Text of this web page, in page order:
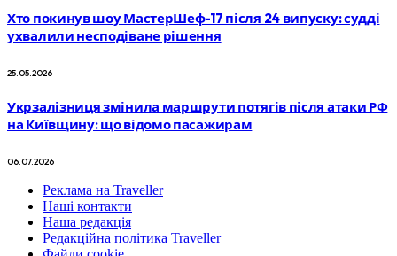
Хто покинув шоу МастерШеф-17 після 24 випуску: судді
ухвалили несподіване рішення
25.05.2026
Укрзалізниця змінила маршрути потягів після атаки РФ
на Київщину: що відомо пасажирам
06.07.2026
Реклама на Traveller
Наші контакти
Наша редакція
Редакційна політика Traveller